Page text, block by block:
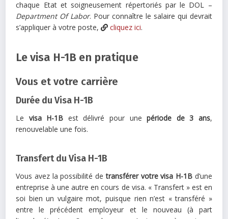
chaque Etat et soigneusement répertoriés par le DOL –
Department Of Labor. Pour connaître le salaire qui devrait
s’appliquer à votre poste,
cliquez ici.
Le visa H-1B en pratique
Vous et votre carrière
Durée du Visa H-1B
Le visa H-1B est délivré pour unepériode de 3 ans,
renouvelable une fois.
Transfert du Visa H-1B
Vous avez la possibilité detransférer votre visa H-1B d’une
entreprise à une autre en cours de visa. « Transfert » est en
soi bien un vulgaire mot, puisque rien n’est « transféré »
entre le précédent employeur et le nouveau (à part